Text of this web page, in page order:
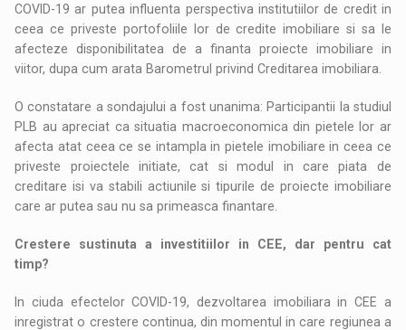
COVID-19 ar putea influenta perspectiva institutiilor de credit in
ceea ce priveste portofoliile lor de credite imobiliare si sa le
afecteze disponibilitatea de a finanta proiecte imobiliare in
viitor, dupa cum arata Barometrul privind Creditarea imobiliara.
O constatare a sondajului a fost unanima: Participantii la studiul
PLB au apreciat ca situatia macroeconomica din pietele lor ar
afecta atat ceea ce se intampla in pietele imobiliare in ceea ce
priveste proiectele initiate, cat si modul in care piata de
creditare isi va stabili actiunile si tipurile de proiecte imobiliare
care ar putea sau nu sa primeasca finantare.
Crestere sustinuta a investitiilor in CEE, dar pentru cat
timp?
In ciuda efectelor COVID-19, dezvoltarea imobiliara in CEE a
inregistrat o crestere continua, din momentul in care regiunea a